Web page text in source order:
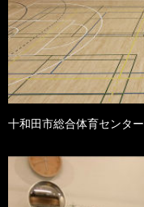
十和田市総合体育センター